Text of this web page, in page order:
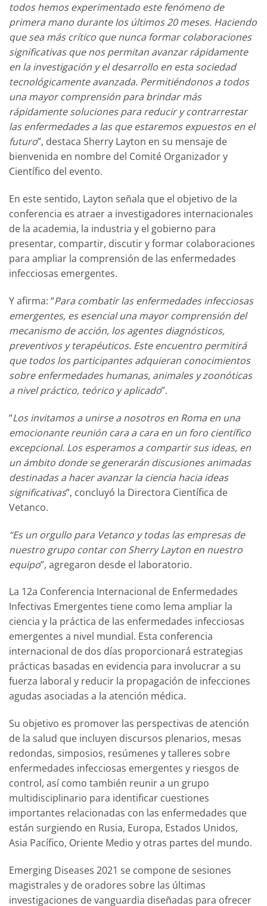
todos hemos experimentado este fenómeno de
primera mano durante los últimos 20 meses. Haciendo
que sea más crítico que nunca formar colaboraciones
significativas que nos permitan avanzar rápidamente
en la investigación y el desarrollo en esta sociedad
tecnológicamente avanzada. Permitiéndonos a todos
una mayor comprensión para brindar más
rápidamente soluciones para reducir y contrarrestar
las enfermedades a las que estaremos expuestos en el
futuro”, destaca Sherry Layton en su mensaje de
bienvenida en nombre del Comité Organizador y
Científico del evento.
En este sentido, Layton señala que el objetivo de la
conferencia es atraer a investigadores internacionales
de la academia, la industria y el gobierno para
presentar, compartir, discutir y formar colaboraciones
para ampliar la comprensión de las enfermedades
infecciosas emergentes.
Y afirma: “Para combatir las enfermedades infecciosas
emergentes, es esencial una mayor comprensión del
mecanismo de acción, los agentes diagnósticos,
preventivos y terapéuticos. Este encuentro permitirá
que todos los participantes adquieran conocimientos
sobre enfermedades humanas, animales y zoonóticas
a nivel práctico, teórico y aplicado”.
“Los invitamos a unirse a nosotros en Roma en una
emocionante reunión cara a cara en un foro científico
excepcional. Los esperamos a compartir sus ideas, en
un ámbito donde se generarán discusiones animadas
destinadas a hacer avanzar la ciencia hacia ideas
significativas”, concluyó la Directora Científica de
Vetanco.
“Es un orgullo para Vetanco y todas las empresas de
nuestro grupo contar con Sherry Layton en nuestro
equipo”, agregaron desde el laboratorio.
La 12a Conferencia Internacional de Enfermedades
Infectivas Emergentes tiene como lema ampliar la
ciencia y la práctica de las enfermedades infecciosas
emergentes a nivel mundial. Esta conferencia
internacional de dos días proporcionará estrategias
prácticas basadas en evidencia para involucrar a su
fuerza laboral y reducir la propagación de infecciones
agudas asociadas a la atención médica.
Su objetivo es promover las perspectivas de atención
de la salud que incluyen discursos plenarios, mesas
redondas, simposios, resúmenes y talleres sobre
enfermedades infecciosas emergentes y riesgos de
control, así como también reunir a un grupo
multidisciplinario para identificar cuestiones
importantes relacionadas con las enfermedades que
están surgiendo en Rusia, Europa, Estados Unidos,
Asia Pacífico, Oriente Medio y otras partes del mundo.
Emerging Diseases 2021 se compone de sesiones
magistrales y de oradores sobre las últimas
investigaciones de vanguardia diseñadas para ofrecer